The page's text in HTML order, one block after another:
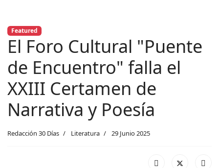
Featured
El Foro Cultural "Puente
de Encuentro" falla el
XXIII Certamen de
Narrativa y Poesía
Redacción 30 Días Literatura 29 Junio 2025